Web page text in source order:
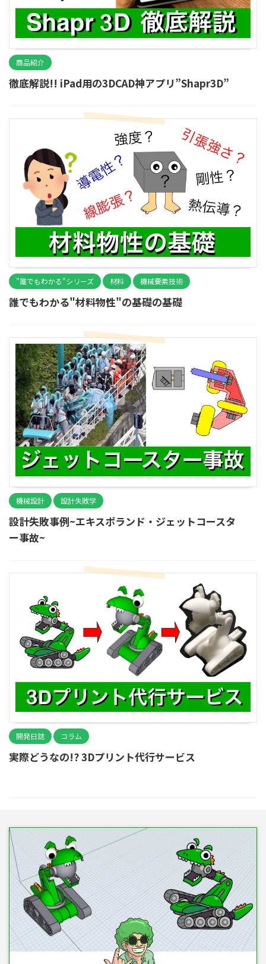
商品紹介
徹底解説!! iPad用の3DCAD神アプリ”Shapr3D”
"誰でもわかる"シリーズ 材料 機械要素技術
誰でもわかる"材料物性"の基礎の基礎
機械設計 設計失敗学
設計失敗事例~エキスポランド・ジェットコースタ
ー事故~
開発日誌 コラム
実際どうなの!? 3Dプリント代行サービス